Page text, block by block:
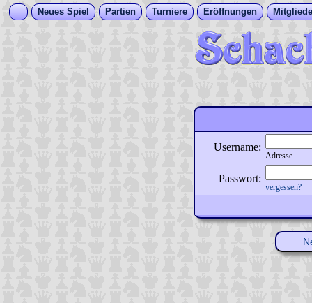
Neues Spiel Partien Turniere Eröffnungen
Username:
Adresse
Passwort:
vergessen?